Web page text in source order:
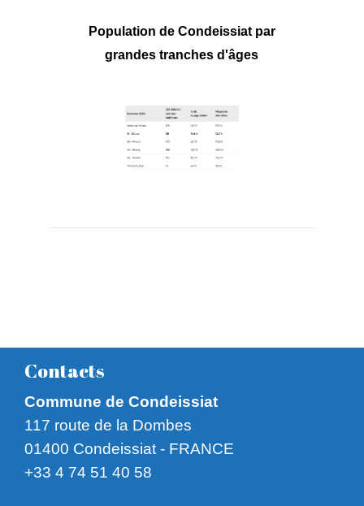
Population de Condeissiat par
grandes tranches d'âges
Contacts
Commune de Condeissiat
117 route de la Dombes
01400 Condeissiat - FRANCE
+33 4 74 51 40 58